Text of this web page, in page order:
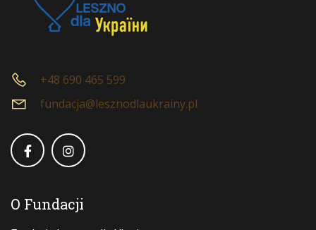
+48 690 465 599
fundacja@lesznodlaukrainy.pl
O Fundacji